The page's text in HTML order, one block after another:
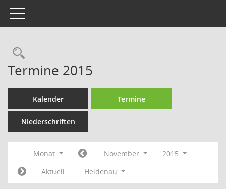
Toggle navigation
Rechercheauswahl
Termine 2015
Kalender Termine
Niederschriften
Monat November
2015
Aktuell
Heidenau